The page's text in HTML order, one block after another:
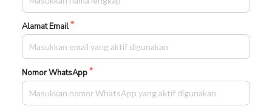
Alamat Email
Nomor WhatsApp